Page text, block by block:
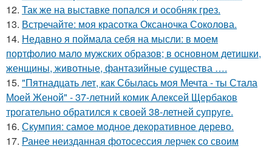
12. Так же на выставке попался и особняк грез.
13. Встречайте: моя красотка Оксаночка Соколова.
14. Недавно я поймала себя на мысли: в моем
портфолио мало мужских образов; в основном детишки,
женщины, животные, фантазийные существа ….
15. "Пятнадцать лет, как Сбылась моя Мечта - ты Стала
Моей Женой" - 37-летний комик Алексей Щербаков
трогательно обратился к своей 38-летней супруге.
16. Скумпия: самое модное декоративное дерево.
17. Ранее неизданная фотосессия лерчек со своим